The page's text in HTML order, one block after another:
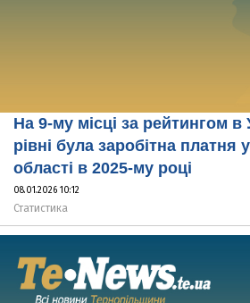
На 9-му місці за рейтингом в
рівні була заробітна платня
області в 2025-му році
08.01.2026 10:12
Статистика